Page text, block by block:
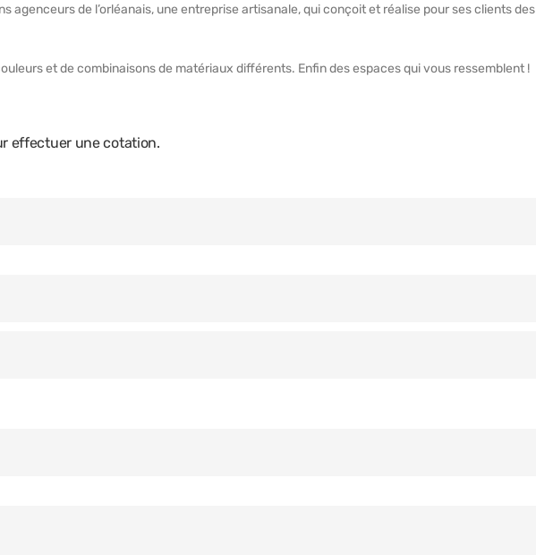
agenceurs de l’orléanais, une entreprise artisanale, qui conçoit et réalise pour ses clients des
et de combinaisons de matériaux différents. Enfin des espaces qui vous ressemblent !
effectuer une cotation.